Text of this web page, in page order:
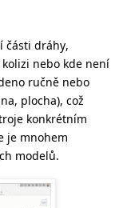
části dráhy,
nebo kde není
ručně nebo
plocha), což
konkrétním
je mnohem
modelů.